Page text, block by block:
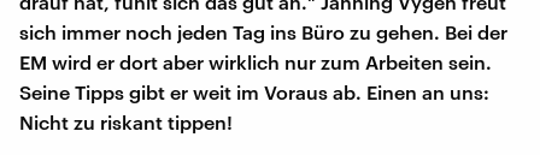
sich immer noch jeden Tag ins Büro zu gehen. Bei der
EM wird er dort aber wirklich nur zum Arbeiten sein.
Seine Tipps gibt er weit im Voraus ab. Einen an uns:
Nicht zu riskant tippen!